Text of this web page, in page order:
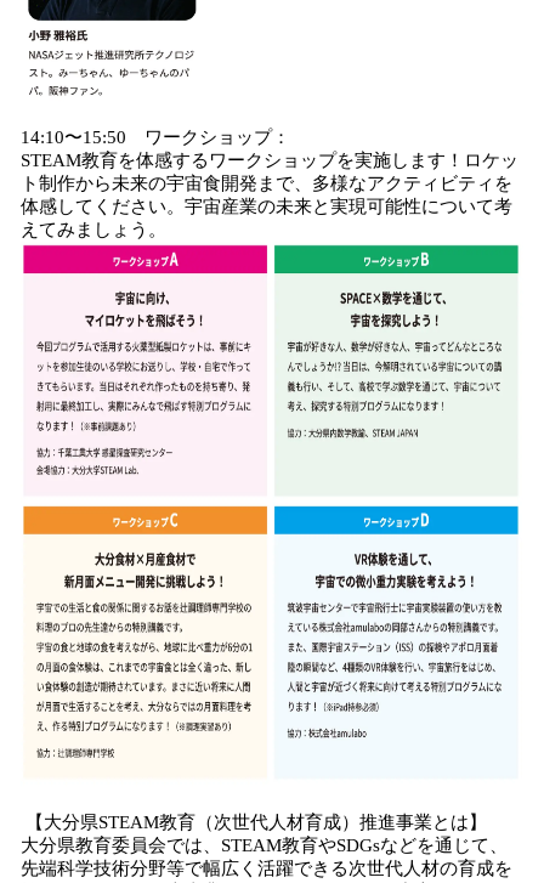
14:10〜15:50 ワークショップ：
STEAM教育を体感するワークショップを実施します！ロケッ
ト制作から未来の宇宙食開発まで、多様なアクティビティを
体感してください。宇宙産業の未来と実現可能性について考
えてみましょう。
【大分県STEAM教育（次世代人材育成）推進事業とは】
大分県教育委員会では、STEAM教育やSDGsなどを通じて、
先端科学技術分野等で幅広く活躍できる次世代人材の育成を